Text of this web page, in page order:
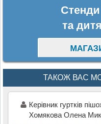
та
ТАКОЖ ВАС
Керівник гуртків
Хомякова Олена